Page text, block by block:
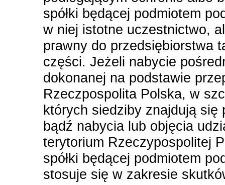
spółki będącej podmiotem
w niej istotne uczestnictwo,
prawny do przedsiębiorstwa
części. Jeżeli nabycie
dokonanej na podstawie
Rzeczpospolita Polska, w
których siedziby znajdują
bądź nabycia lub objęcia
terytorium Rzeczypospolitej
spółki będącej podmiotem
stosuje się w zakresie